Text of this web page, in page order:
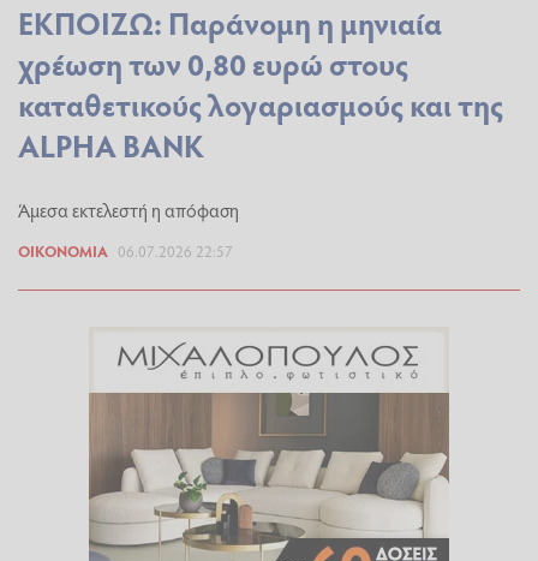
ΕΚΠΟΙΖΩ: Παράνομη η μηνιαία
χρέωση των 0,80 ευρώ στους
καταθετικούς λογαριασμούς και της
ALPHA BANK
Άμεσα εκτελεστή η απόφαση
ΟΙΚΟΝΟΜΊΑ 06.07.2026 22:57